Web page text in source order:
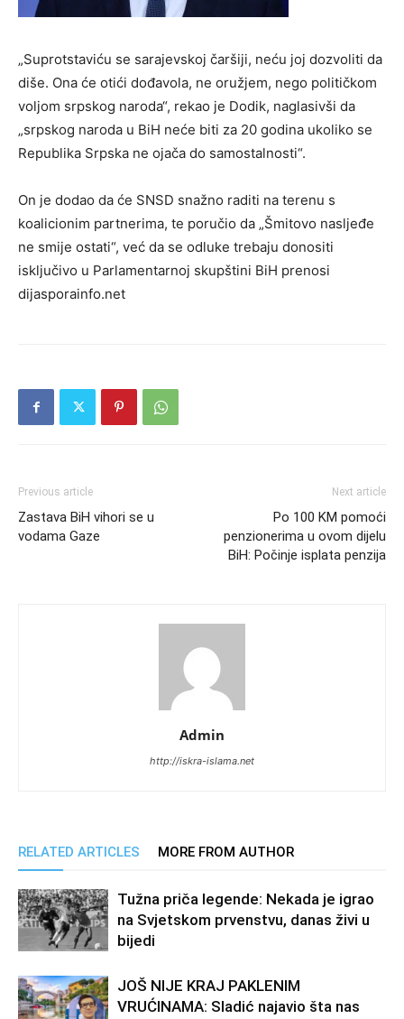
„Suprotstaviću se sarajevskoj čaršiji, neću joj dozvoliti da
diše. Ona će otići dođavola, ne oružjem, nego političkom
voljom srpskog naroda“, rekao je Dodik, naglasivši da
„srpskog naroda u BiH neće biti za 20 godina ukoliko se
Republika Srpska ne ojača do samostalnosti“.
On je dodao da će SNSD snažno raditi na terenu s
koalicionim partnerima, te poručio da „Šmitovo nasljeđe
ne smije ostati“, već da se odluke trebaju donositi
isključivo u Parlamentarnoj skupštini BiH prenosi
dijasporainfo.net
Previous article
Zastava BiH vihori se u
vodama Gaze
Next article
Po 100 KM pomoći
penzionerima u ovom dijelu
BiH: Počinje isplata penzija
Admin
http://iskra-islama.net
RELATED ARTICLES MORE FROM AUTHOR
Tužna priča legende: Nekada je igrao
na Svjetskom prvenstvu, danas živi u
bijedi
JOŠ NIJE KRAJ PAKLENIM
VRUĆINAMA: Sladić najavio šta nas